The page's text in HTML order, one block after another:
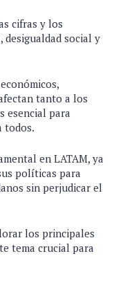
cifras y los
desigualdad social y
tanto a los
esencial para
todos.
en LATAM, ya
políticas para
sin perjudicar el
los principales
tema crucial para